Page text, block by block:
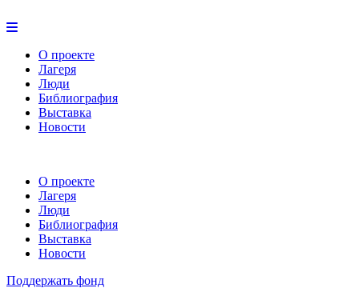
О проекте
Лагеря
Люди
Библиография
Выставка
Новости
О проекте
Лагеря
Люди
Библиография
Выставка
Новости
Поддержать фонд